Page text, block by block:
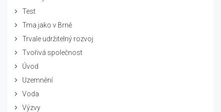
Test
Tma jako v Brně
Trvale udržitelný rozvoj
Tvořivá společnost
Úvod
Uzemnění
Voda
Výzvy